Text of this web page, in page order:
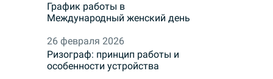
График работы в
Международный женский день
26 февраля 2026
Ризограф: принцип работы и
особенности устройства